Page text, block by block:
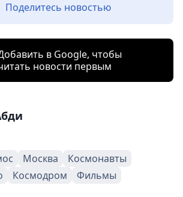
Поделитесь новостью
в Google, чтобы
новости первым
Москва
Космонавты
Космодром Фильмы